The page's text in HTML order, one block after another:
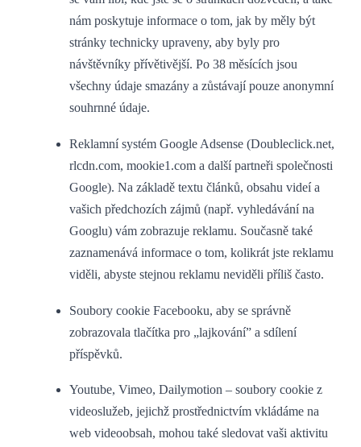
nám poskytuje informace o tom, jak by měly být
stránky technicky upraveny, aby byly pro
návštěvníky přívětivější. Po 38 měsících jsou
všechny údaje smazány a zůstávají pouze anonymní
souhrnné údaje.
Reklamní systém Google Adsense (Doubleclick.net,
rlcdn.com, mookie1.com a další partneři společnosti
Google). Na základě textu článků, obsahu videí a
vašich předchozích zájmů (např. vyhledávání na
Googlu) vám zobrazuje reklamu. Současně také
zaznamenává informace o tom, kolikrát jste reklamu
viděli, abyste stejnou reklamu neviděli příliš často.
Soubory cookie Facebooku, aby se správně
zobrazovala tlačítka pro „lajkování” a sdílení
příspěvků.
Youtube, Vimeo, Dailymotion – soubory cookie z
videoslužeb, jejichž prostřednictvím vkládáme na
web videoobsah, mohou také sledovat vaši aktivitu